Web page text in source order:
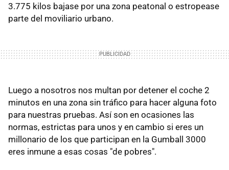
3.775 kilos bajase por una zona peatonal o estropease
parte del moviliario urbano.
Luego a nosotros nos multan por detener el coche 2
minutos en una zona sin tráfico para hacer alguna foto
para nuestras pruebas. Así son en ocasiones las
normas, estrictas para unos y en cambio si eres un
millonario de los que participan en la Gumball 3000
eres inmune a esas cosas "de pobres".